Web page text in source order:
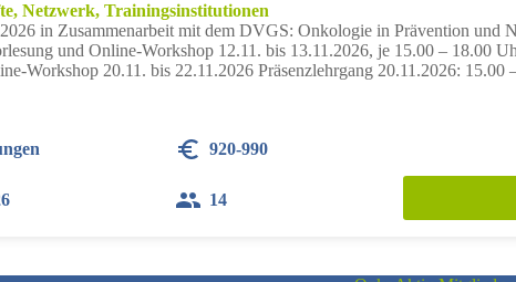
Netzwerk, Trainingsinstitutionen
in Zusammenarbeit mit dem DVGS: Onkologie in Prävention und
und Online-Workshop 12.11. bis 13.11.2026, je 15.00 – 18.00
Workshop 20.11. bis 22.11.2026 Präsenzlehrgang 20.11.2026:
920-990
14